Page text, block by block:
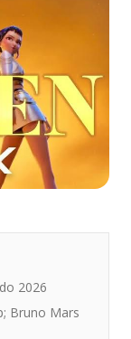
2026
Bruno Mars